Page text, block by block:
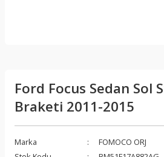
Ford Focus Sedan Sol
Braketi 2011-2015
Marka
FOMOCO ORJ